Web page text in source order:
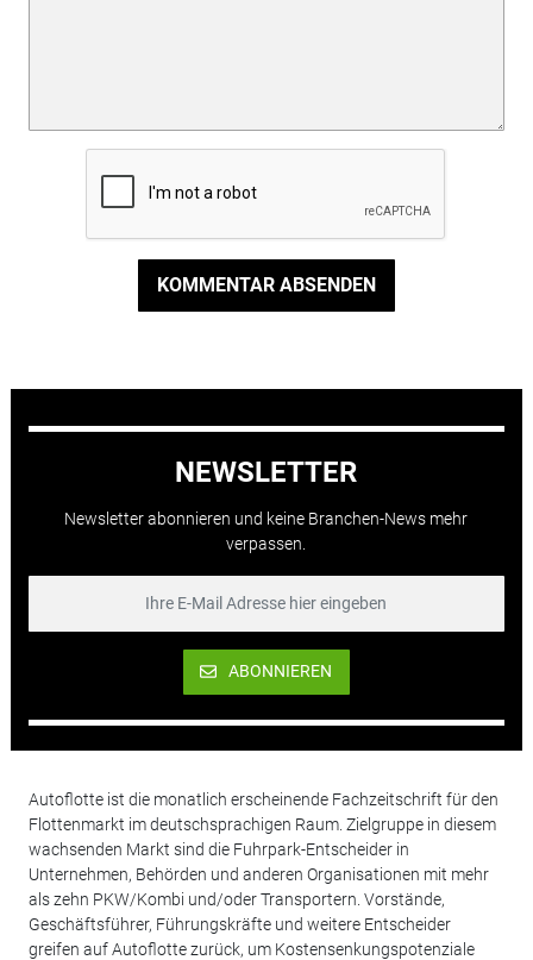
KOMMENTAR ABSENDEN
NEWSLETTER
Newsletter abonnieren und keine Branchen-News mehr
verpassen.
ABONNIEREN
Autoflotte ist die monatlich erscheinende Fachzeitschrift für den
Flottenmarkt im deutschsprachigen Raum. Zielgruppe in diesem
wachsenden Markt sind die Fuhrpark-Entscheider in
Unternehmen, Behörden und anderen Organisationen mit mehr
als zehn PKW/Kombi und/oder Transportern. Vorstände,
Geschäftsführer, Führungskräfte und weitere Entscheider
greifen auf Autoflotte zurück, um Kostensenkungspotenziale